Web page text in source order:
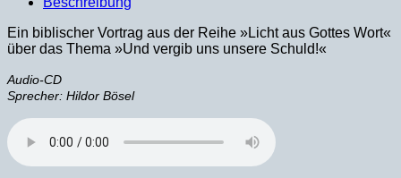
Ein biblischer Vortrag aus der Reihe »Licht aus Gottes Wort«
über das Thema »Und vergib uns unsere Schuld!«
Audio-CD
Sprecher: Hildor Bösel